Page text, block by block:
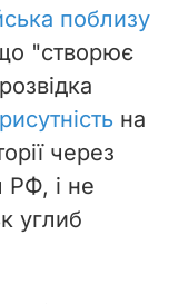
поблизу
"створює
на
через
РФ, і не
углиб